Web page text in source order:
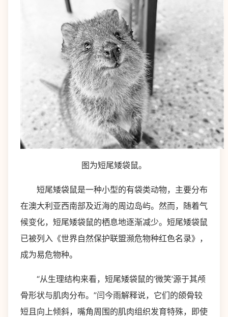
图为短尾矮袋鼠。
短尾矮袋鼠是一种小型的有袋类动物，主要分布
在澳大利亚西南部及近海的周边岛屿。然而，随着气
候变化，短尾矮袋鼠的栖息地逐渐减少。短尾矮袋鼠
已被列入《世界自然保护联盟濒危物种红色名录》，
成为易危物种。
“从生理结构来看，短尾矮袋鼠的‘微笑’源于其颅
骨形状与肌肉分布。”闫今雨解释说，它们的颌骨较
短且向上倾斜，嘴角周围的肌肉组织发育特殊，即使